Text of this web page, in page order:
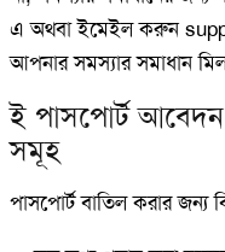
এ অথবা ইমেইল করুন
আপনার সমস্যার সমাধান
ই পাসপোর্ট আবেদন
সমূহ
পাসপোর্ট বাতিল করার জন্য